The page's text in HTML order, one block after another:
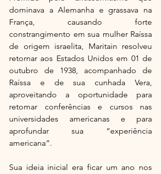
dominava a Alemanha e grassava na
França, causando forte
constrangimento em sua mulher Raíssa
de origem israelita, Maritain resolveu
retornar aos Estados Unidos em 01 de
outubro de 1938, acompanhado de
Raíssa e de sua cunhada Vera,
aproveitando a oportunidade para
retomar conferências e cursos nas
universidades americanas e para
aprofundar sua “experiência
americana”.
Sua ideia inicial era ficar um ano nos